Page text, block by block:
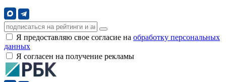
Я предоставляю свое согласие на обработку персональных
данных
Я согласен на получение рекламы